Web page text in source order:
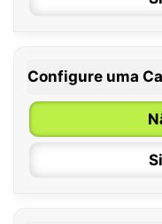
Configure uma